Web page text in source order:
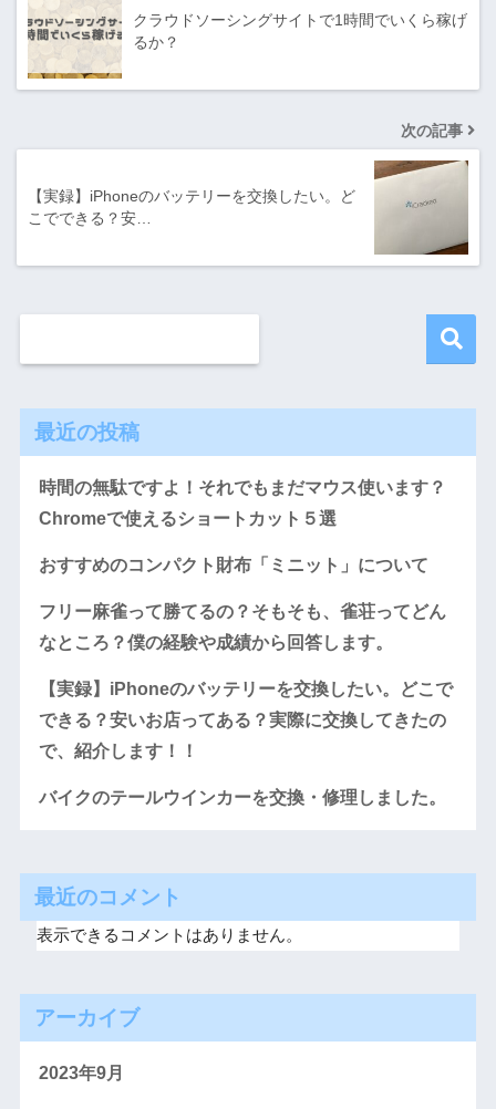
クラウドソーシングサイトで1時間でいくら稼げ
るか？
次の記事
【実録】iPhoneのバッテリーを交換したい。ど
こでできる？安…
最近の投稿
時間の無駄ですよ！それでもまだマウス使います？
Chromeで使えるショートカット５選
おすすめのコンパクト財布「ミニット」について
フリー麻雀って勝てるの？そもそも、雀荘ってどん
なところ？僕の経験や成績から回答します。
【実録】iPhoneのバッテリーを交換したい。どこで
できる？安いお店ってある？実際に交換してきたの
で、紹介します！！
バイクのテールウインカーを交換・修理しました。
最近のコメント
表示できるコメントはありません。
アーカイブ
2023年9月